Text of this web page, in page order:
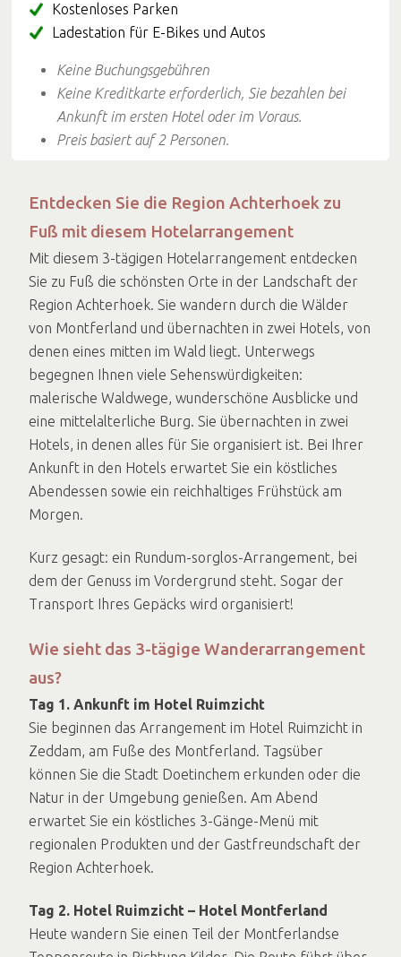
Kostenloses Parken
Ladestation für E-Bikes und Autos
Keine Buchungsgebühren
Keine Kreditkarte erforderlich, Sie bezahlen bei
Ankunft im ersten Hotel oder im Voraus.
Preis basiert auf 2 Personen.
Entdecken Sie die Region Achterhoek zu
Fuß mit diesem Hotelarrangement
Mit diesem 3-tägigen Hotelarrangement entdecken
Sie zu Fuß die schönsten Orte in der Landschaft der
Region Achterhoek. Sie wandern durch die Wälder
von Montferland und übernachten in zwei Hotels, von
denen eines mitten im Wald liegt. Unterwegs
begegnen Ihnen viele Sehenswürdigkeiten:
malerische Waldwege, wunderschöne Ausblicke und
eine mittelalterliche Burg. Sie übernachten in zwei
Hotels, in denen alles für Sie organisiert ist. Bei Ihrer
Ankunft in den Hotels erwartet Sie ein köstliches
Abendessen sowie ein reichhaltiges Frühstück am
Morgen.
Kurz gesagt: ein Rundum-sorglos-Arrangement, bei
dem der Genuss im Vordergrund steht. Sogar der
Transport Ihres Gepäcks wird organisiert!
Wie sieht das 3-tägige Wanderarrangement
aus?
Tag 1. Ankunft im Hotel Ruimzicht
Sie beginnen das Arrangement im Hotel Ruimzicht in
Zeddam, am Fuße des Montferland. Tagsüber
können Sie die Stadt Doetinchem erkunden oder die
Natur in der Umgebung genießen. Am Abend
erwartet Sie ein köstliches 3-Gänge-Menü mit
regionalen Produkten und der Gastfreundschaft der
Region Achterhoek.
Tag 2. Hotel Ruimzicht – Hotel Montferland
Heute wandern Sie einen Teil der Montferlandse